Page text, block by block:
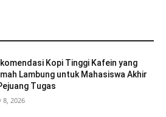
Kopi Tinggi Kafein yang
Lambung untuk Mahasiswa Akhir
Tugas
8, 2026